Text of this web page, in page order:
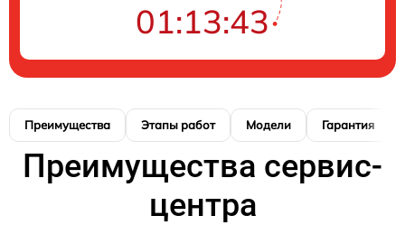
01:13:42
Преимущества Этапы работ Модели Гарантия
Преимущества сервис-
центра